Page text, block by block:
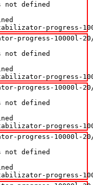
not defined
progress-
progress-10000l-20/
not defined
progress-
progress-10000l-20/
not defined
progress-
progress-10000l-20/
not defined
progress-